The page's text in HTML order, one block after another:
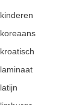
kinderen
koreaans
kroatisch
laminaat
latijn